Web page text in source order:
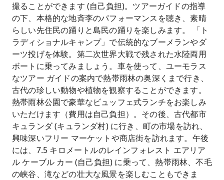
撮ることができます (自己負担)。ツアーガイドの指導
の下、本格的な地斉李のパフォーマンスを聴き、素晴
らしい先住民の踊りと島民の踊りを楽しみます。 「ト
ラディショナルキャンプ」で伝統的なブーメランやダ
ーツ投げを体験。第二次世界大戦で残された水陸両用
ボートに乗ってみましょう。車を使って、ユーモラス
なツアー ガイドの案内で熱帯雨林の奥深くまで行き、
古代の珍しい動物や植物を観察することができます。
熱帯雨林公園で豪華なビュッフェ式ランチをお楽しみ
いただけます（費用は自己負担）。その後、古代都市
キュランダ (キュランダ村) に行き、町の市場を訪れ、
興味深いフリー マーケットや商店街を訪れます。午後
には、7.5 キロメートルのレインフォレスト エアリア
ル ケーブル カー (自己負担) に乗って、熱帯雨林、不毛
の峡谷、滝などの壮大な風景を楽しむこともできま